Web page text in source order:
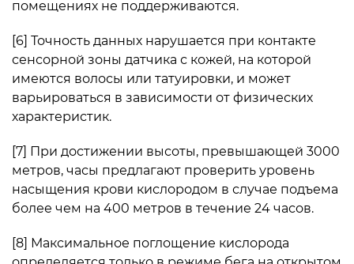
помещениях не поддерживаются.
[6] Точность данных нарушается при контакте
сенсорной зоны датчика с кожей, на которой
имеются волосы или татуировки, и может
варьироваться в зависимости от физических
характеристик.
[7] При достижении высоты, превышающей 3000
метров, часы предлагают проверить уровень
насыщения крови кислородом в случае подъема
более чем на 400 метров в течение 24 часов.
[8] Максимальное поглощение кислорода